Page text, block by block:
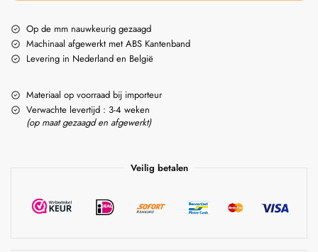
Op de mm nauwkeurig gezaagd
Machinaal afgewerkt met ABS Kantenband
Levering in Nederland en België
Materiaal op voorraad bij importeur
Verwachte levertijd : 3-4 weken
(op maat gezaagd en afgewerkt)
Veilig betalen